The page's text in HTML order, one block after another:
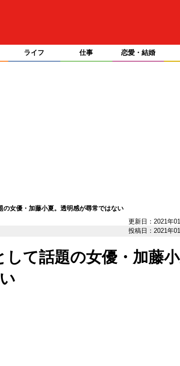
ライフ 仕事 恋愛・結婚
の女優・加藤小夏。透明感が尋常ではない
更新日：2021年
投稿日：2021年
して話題の女優・加藤小